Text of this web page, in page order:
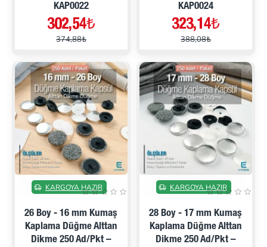
KAP0022
302,54₺
374,88₺
KAP0024
323,14₺
388,08₺
İNDIRIMDE
KARGOYA HAZIR
26 Boy - 16 mm Kumaş
Kaplama Düğme Alttan
Dikme 250 Ad/Pkt –
İNDIRIMDE
KARGOYA HAZIR
28 Boy - 17 mm Kumaş
Kaplama Düğme Alttan
Dikme 250 Ad/Pkt –